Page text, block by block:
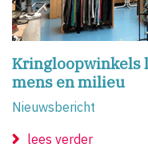
Kringloopwinkels
mens en milieu
Nieuwsbericht
lees verder